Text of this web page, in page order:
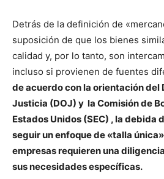
Detrás de la definición de
suposición de que los bienes
calidad y, por lo tanto, son
incluso si provienen de fuentes
de acuerdo con la orientación del
Justicia (DOJ) y la Comisión de
Estados Unidos (SEC) , la debida
seguir un enfoque de «talla
empresas requieren una
sus necesidades específicas.